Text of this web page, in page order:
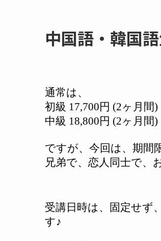
中国語・韓国
通常は、
初級 17,700円 (2ヶ月間)
中級 18,800円 (2ヶ月間)
ですが、今回は、期間
兄弟で、恋人同士で、
受講日時は、固定せず
す♪